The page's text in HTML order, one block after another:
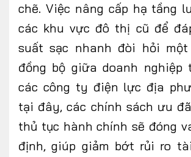
chẽ. Việc nâng cấp hạ tầng
các khu vực đô thị cũ để
suất sạc nhanh đòi hỏi
đồng bộ giữa doanh nghiệp
các công ty điện lực địa
tại đây, các chính sách ưu
thủ tục hành chính sẽ đóng
định, giúp giảm bớt rủi ro